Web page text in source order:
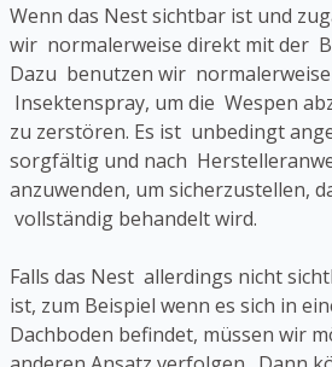
Wenn das Nest sichtbar ist und
wir normalerweise direkt mit der
Dazu benutzen wir
Insektenspray, um die Wespen
zu zerstören. Es ist unbedingt
sorgfältig und nach
anzuwenden, um sicherzustellen,
vollständig behandelt wird.
Falls das Nest allerdings nicht
ist, zum Beispiel wenn es sich in
Dachboden befindet, müssen wir